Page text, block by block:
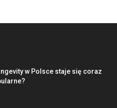
w Polsce staje się coraz